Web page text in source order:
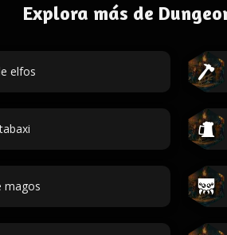
Explora más de
elfos
magos